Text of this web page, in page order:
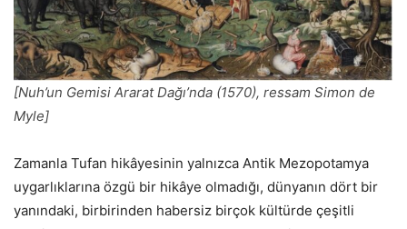
[Nuh’un Gemisi Ararat Dağı’nda (1570), ressam Simon de
Myle]
Zamanla Tufan hikâyesinin yalnızca Antik Mezopotamya
uygarlıklarına özgü bir hikâye olmadığı, dünyanın dört bir
yanındaki, birbirinden habersiz birçok kültürde çeşitli